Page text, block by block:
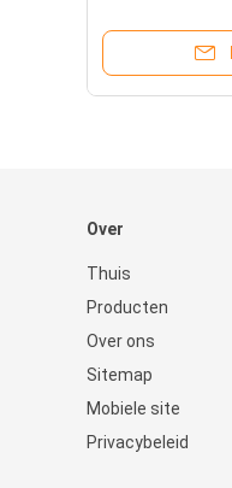
Over
Thuis
Producten
Over ons
Sitemap
Mobiele site
Privacybeleid